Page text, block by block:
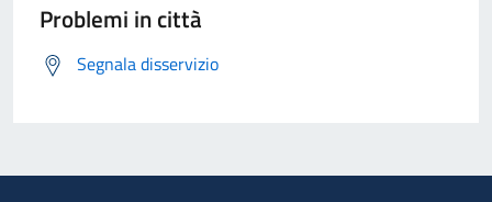
Problemi in città
Segnala disservizio